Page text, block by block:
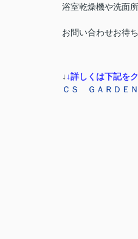
浴室乾燥機や洗面
お問い合わせお待
↓ ↓詳しくは下記を
ＣＳ ＧＡＲＤＥ